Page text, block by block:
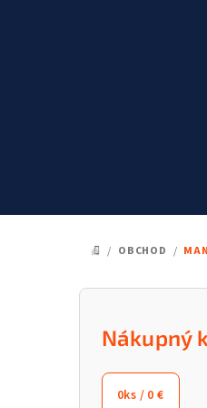
DOMOV
/ OBCHOD /
B
Nákupný
0ks / 0 €